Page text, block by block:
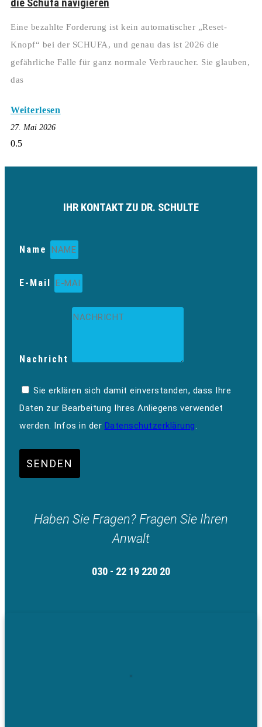
die Schufa navigieren
Eine bezahlte Forderung ist kein automatischer „Reset-
Knopf“ bei der SCHUFA, und genau das ist 2026 die
gefährliche Falle für ganz normale Verbraucher. Sie glauben,
das
Weiterlesen
27. Mai 2026
IHR KONTAKT ZU DR. SCHULTE
Name
E-Mail
Nachricht
Sie erklären sich damit einverstanden, dass Ihre
Daten zur Bearbeitung Ihres Anliegens verwendet
werden. Infos in der Datenschutzerklärung.
SENDEN
Haben Sie Fragen? Fragen Sie Ihren
Anwalt
030 - 22 19 220 20